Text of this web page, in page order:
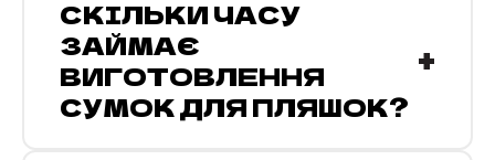
Жовтий
Зелений
Срібло 0
Фіолетовий 0
СКІЛЬКИ ЧАСУ
ЗАЙМАЄ
ВИГОТОВЛЕННЯ
СУМОК ДЛЯ ПЛЯШОК?
+